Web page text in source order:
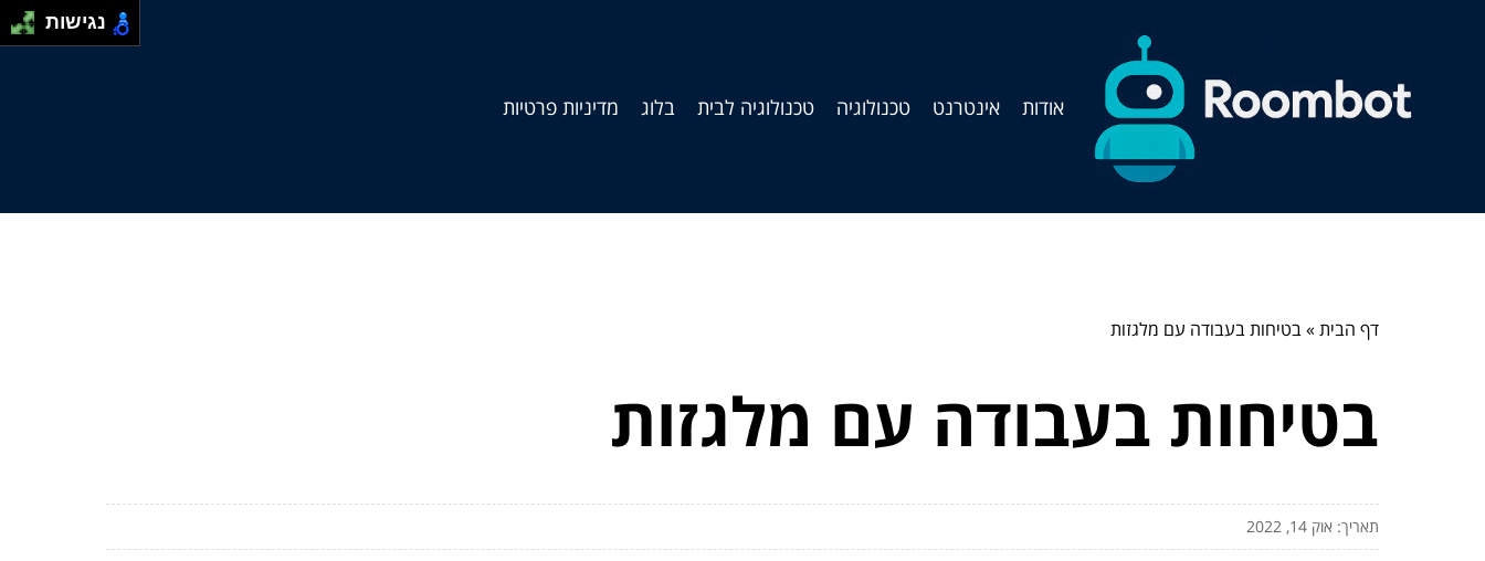
אודות אינטרנט טכנולוגיה טכנולוגיה לבית בלוג מדיניות פרטיות
דף הבית»בטיחות בעבודה עם מלגזות
בטיחות בעבודה עם מלגזות
תאריך: אוק 14, 2022
נגישות